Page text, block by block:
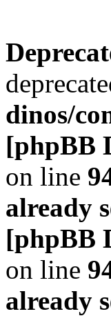
dinos/
[phpBB
on line
already
[phpBB
on line
already